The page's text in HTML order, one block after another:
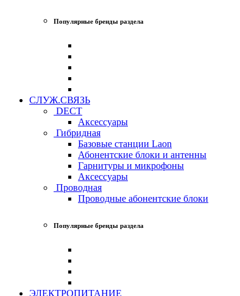
Популярные бренды раздела
СЛУЖ.СВЯЗЬ
DECT
Аксессуары
Гибридная
Базовые станции Laon
Абонентские блоки и антенны
Гарнитуры и микрофоны
Аксессуары
Проводная
Проводные абонентские блоки
Популярные бренды раздела
ЭЛЕКТРОПИТАНИЕ